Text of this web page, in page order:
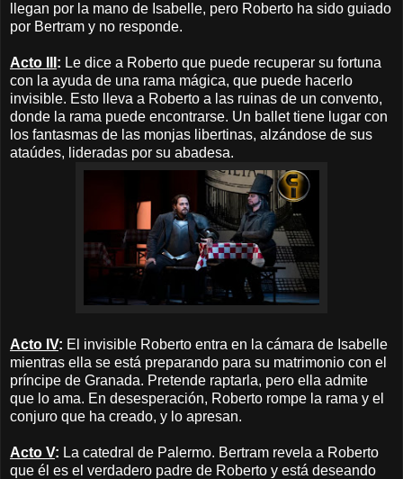
llegan por la mano de Isabelle, pero Roberto ha sido guiado
por Bertram y no responde.
Acto III : Le dice a Roberto que puede recuperar su fortuna
con la ayuda de una rama mágica, que puede hacerlo
invisible. Esto lleva a Roberto a las ruinas de un convento,
donde la rama puede encontrarse. Un ballet tiene lugar con
los fantasmas de las monjas libertinas, alzándose de sus
ataúdes, lideradas por su abadesa.
Acto IV: El invisible Roberto entra en la cámara de Isabelle
mientras ella se está preparando para su matrimonio con el
príncipe de Granada. Pretende raptarla, pero ella admite
que lo ama. En desesperación, Roberto rompe la rama y el
conjuro que ha creado, y lo apresan.
Acto V: La catedral de Palermo. Bertram revela a Roberto
que él es el verdadero padre de Roberto y está deseando